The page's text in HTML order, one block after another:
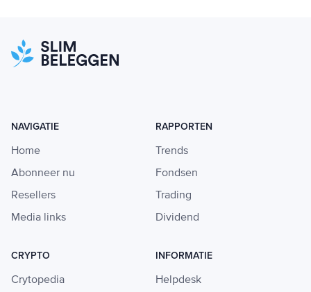
NAVIGATIE
Home
Abonneer nu
Resellers
Media links
RAPPORTEN
Trends
Fondsen
Trading
Dividend
CRYPTO
Crytopedia
INFORMATIE
Helpdesk